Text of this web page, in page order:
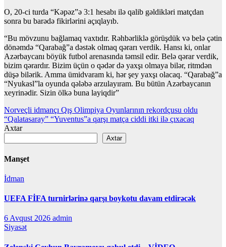
O, 20-ci turda “Kəpəz”ə 3:1 hesabı ilə qalib gəldikləri matçdan
sonra bu barədə fikirlərini açıqlayıb.
“Bu mövzunu bağlamaq vaxtıdır. Rəhbərliklə görüşdük və belə çətin
dönəmdə “Qarabağ”a dəstək olmaq qərarı verdik. Hansı ki, onlar
Azərbaycanı böyük futbol arenasında təmsil edir. Belə qərar verdik,
bizim qərardır. Bizim üçün o qədər də yaxşı olmaya bilər, ritmdən
düşə bilərik. Amma ümidvaram ki, hər şey yaxşı olacaq. “Qarabağ”a
“Nyukasl”la oyunda qələbə arzulayıram. Bu bütün Azərbaycanın
xeyrinədir. Sizin ölkə buna layiqdir”
Yazı
naviqasiyası
Norveçli idmançı Qış Olimpiya Oyunlarının rekordçusu oldu
“Qalatasaray” “Yuventus”a qarşı matça ciddi itki ilə çıxacaq
Axtar
Axtar
Manşet
İdman
UEFA FİFA turnirlərinə qarşı boykotu davam etdirəcək
6 Avqust 2026 admin
Siyasət